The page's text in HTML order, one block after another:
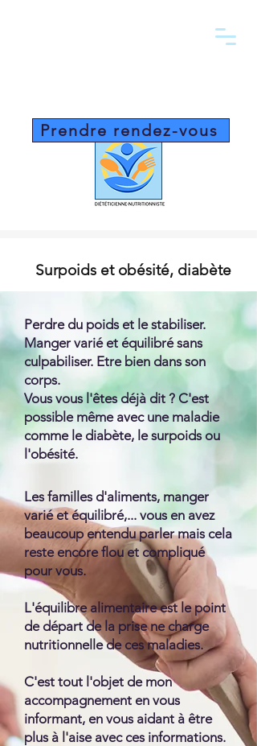
Prendre rendez-vous
Surpoids et obésité, diabète
Perdre du poids et le stabiliser.
Manger varié et équilibré sans
culpabiliser. Etre bien dans son
corps.
Vous vous l'êtes déjà dit ? C'est
possible même avec une maladie
comme le diabète, le surpoids ou
l'obésité.
Les familles d'aliments, manger
varié et équilibré,... vous en avez
beaucoup entendu parler mais cela
reste encore flou et compliqué
pour vous.
L'équilibre alimentaire est le point
de départ de la prise ne charge
nutritionnelle de ces maladies.
C'est tout l'objet de mon
accompagnement en vous
informant, en vous aidant à être
plus à l'aise avec ces informations.